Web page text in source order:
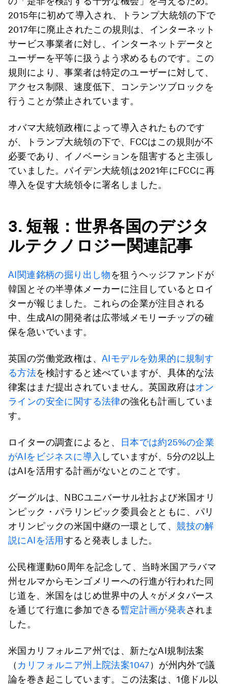
2015年に初めて導入され、トランプ大統領の下で
2017年に廃止されたこの規則は、インターネット
サービス事業者に対し、インターネットデータと
ユーザーを平等に扱うよう求めるものです。この
規則により、事業者は特定のユーザーに対して、
アクセス制限、速度低下、コンテンツブロックを
行うことが禁止されています。
オバマ大統領政権によって導入されたものです
が、トランプ大統領の下で、FCCはこの規則が不
必要であり、イノベーションを阻害すると主張し
ていました。バイデン大統領は2021年にFCCに再
導入を促す大統領令に署名しました。
3.短報：世界各国のデジタ
ルテクノロジー関連記事
AI関連銘柄の掘り出し物を狙うヘッジファンドが
韓国とその半導体メーカーに注目しているとロイ
ターが報じました。これらの企業が注目される
中、生成AIの開発者は広帯域メモリーチップの確
保を急いでいます。
英国の労働党政権は、 AIモデルを効果的に規制す
る方法を検討すると述べていますが、具体的な法
律案はまだ提出されていません。英国政府はオン
ラインの安全に関する法律の強化も計画していま
す。
ロイターの調査によると、
日本では約25%の企業
がAIをビジネスに導入 していますが、5分の2以上
はAIを活用する計画がないとのことです。
グーグルは、NBCユニバーサル社および米国オリ
ンピック・パラリンピック委員会とともに、パリ
オリンピックの米国中継の一環として、競技の解
説にAIを活用すると発表しました。
公民権運動60周年を記念して、当時米国アラバマ
州セルマからモンゴメリーへの行進が行われた同
じ道を、米国をはじめ世界中の人々がメタバース
を通じて行進に参加できる暫定計画が発表されま
した。
米国カリフォルニア州では、新たなAI規制法案
（ カリフォルニア州上院法案1047）が州内外で議
論を巻き起こしています。この法案は、1億ドル以